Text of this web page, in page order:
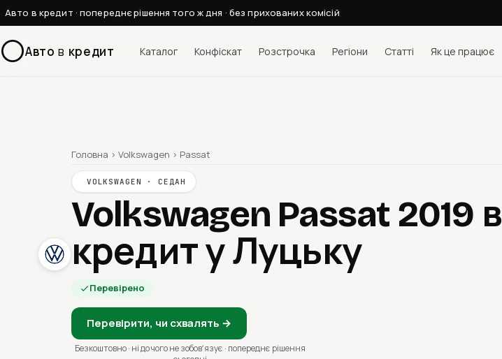
Авто в кредит · попереднє рішення того ж дня · без прихованих комісій
Авто в кредит Каталог Конфіскат Розстрочка Регіони Статті Як це працює
Головна › Volkswagen › Passat
VOLKSWAGEN · СЕДАН
Volkswagen Passat 2019 в
кредит у Луцьку
Перевірено
Перевірити, чи схвалять →
Безкоштовно · ні до чого не зобовʼязує · попереднє рішення